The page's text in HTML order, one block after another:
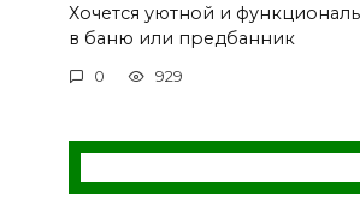
Хочется уютной и
в баню или предбанник
0 929